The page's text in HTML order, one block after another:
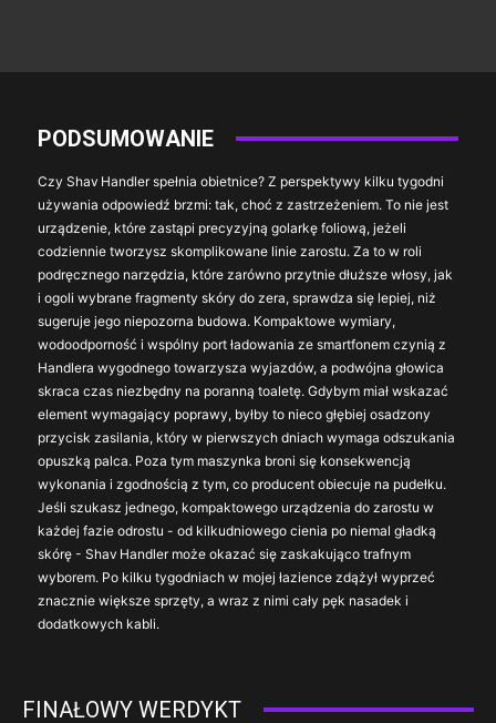
PODSUMOWANIE
Czy Shav Handler spełnia obietnice? Z perspektywy kilku tygodni
używania odpowiedź brzmi: tak, choć z zastrzeżeniem. To nie jest
urządzenie, które zastąpi precyzyjną golarkę foliową, jeżeli
codziennie tworzysz skomplikowane linie zarostu. Za to w roli
podręcznego narzędzia, które zarówno przytnie dłuższe włosy, jak
i ogoli wybrane fragmenty skóry do zera, sprawdza się lepiej, niż
sugeruje jego niepozorna budowa. Kompaktowe wymiary,
wodoodporność i wspólny port ładowania ze smartfonem czynią z
Handlera wygodnego towarzysza wyjazdów, a podwójna głowica
skraca czas niezbędny na poranną toaletę. Gdybym miał wskazać
element wymagający poprawy, byłby to nieco głębiej osadzony
przycisk zasilania, który w pierwszych dniach wymaga odszukania
opuszką palca. Poza tym maszynka broni się konsekwencją
wykonania i zgodnością z tym, co producent obiecuje na pudełku.
Jeśli szukasz jednego, kompaktowego urządzenia do zarostu w
każdej fazie odrostu - od kilkudniowego cienia po niemal gładką
skórę - Shav Handler może okazać się zaskakująco trafnym
wyborem. Po kilku tygodniach w mojej łazience zdążył wyprzeć
znacznie większe sprzęty, a wraz z nimi cały pęk nasadek i
dodatkowych kabli.
FINAŁOWY WERDYKT